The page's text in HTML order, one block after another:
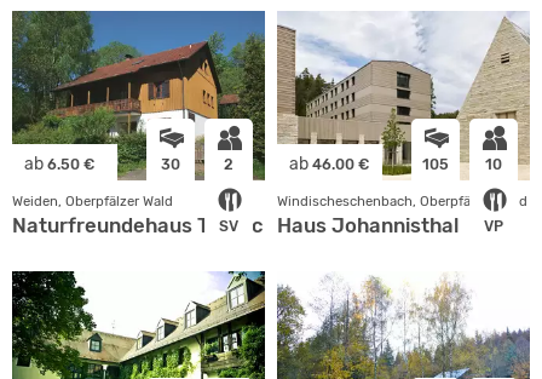
ab 6.50 € 30 2
SV
Weiden, Oberpfälzer Wald
Naturfreundehaus Trauschendorf
ab 46.00 € 105 10
VP
Windischeschenbach, Oberpfälzer Wald
Haus Johannisthal